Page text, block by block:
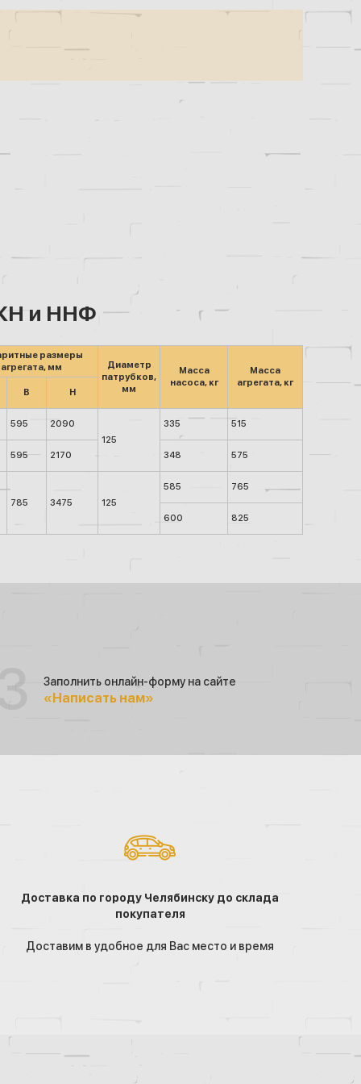
и ННФ
размеры
агрегата, мм
Диаметр
патрубков,
мм
Масса
насоса, кг
Масса
агрегата, кг
B
H
595
2090
125
335 515
595 2170 348 575
785 3475 125
585 765
600 825
Заполнить онлайн-форму на сайте
«Написать нам»
Доставка по городу Челябинску до склада
покупателя
Доставим в удобное для Вас место и время